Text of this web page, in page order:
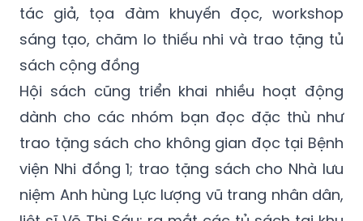
tác giả, tọa đàm khuyến đọc, workshop
sáng tạo, chăm lo thiếu nhi và trao tặng tủ
sách cộng đồng
Hội sách cũng triển khai nhiều hoạt động
dành cho các nhóm bạn đọc đặc thù như
trao tặng sách cho không gian đọc tại Bệnh
viện Nhi đồng 1; trao tặng sách cho Nhà lưu
niệm Anh hùng Lực lượng vũ trang nhân dân,